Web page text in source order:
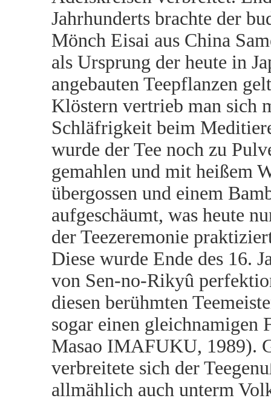
Jahrhunderts brachte der
Mönch Eisai aus China
als Ursprung der heute in
angebauten Teepflanzen
Klöstern vertrieb man sich
Schläfrigkeit beim
wurde der Tee noch zu
gemahlen und mit heißem
übergossen und einem
aufgeschäumt, was heute
der Teezeremonie
Diese wurde Ende des 16.
von Sen-no-Rikyû
diesen berühmten
sogar einen gleichnamigen
Masao IMAFUKU, 1989).
verbreitete sich der
allmählich auch unterm